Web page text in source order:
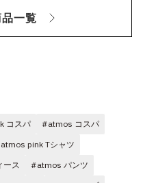
一覧
コスパ
#atmos コスパ
pink Tシャツ
ース
#atmos パンツ